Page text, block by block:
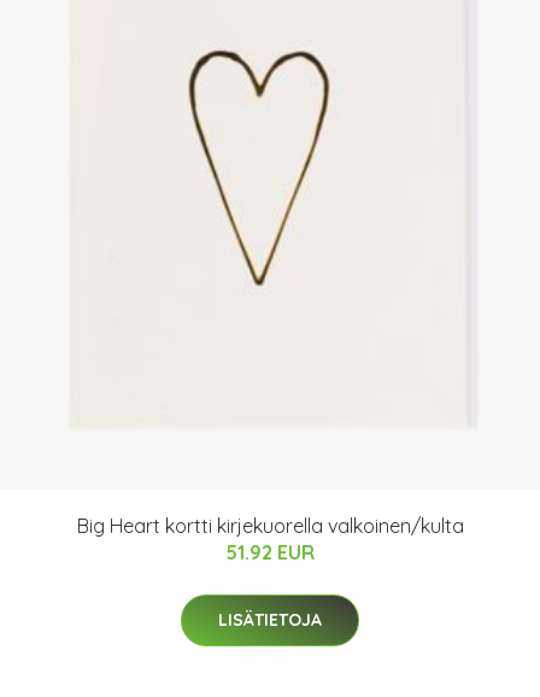
Big Heart kortti kirjekuorella valkoinen/kulta
51.92 EUR
LISÄTIETOJA